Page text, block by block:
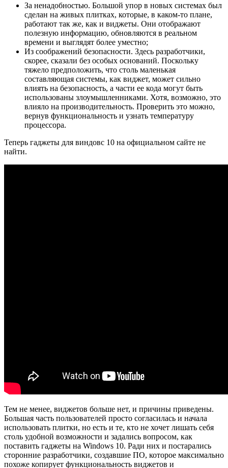
За ненадобностью. Большой упор в новых системах был
сделан на живых плитках, которые, в каком-то плане,
работают так же, как и виджеты. Они отображают
полезную информацию, обновляются в реальном
времени и выглядят более уместно;
Из соображений безопасности. Здесь разработчики,
скорее, сказали без особых оснований. Поскольку
тяжело предположить, что столь маленькая
составляющая системы, как виджет, может сильно
влиять на безопасность, а части ее кода могут быть
использованы злоумышленниками. Хотя, возможно, это
влияло на производительность. Проверить это можно,
вернув функциональность и узнать температуру
процессора.
Теперь гаджеты для виндовс 10 на официальном сайте не
найти.
Тем не менее, виджетов больше нет, и причины приведены.
Большая часть пользователей просто согласилась и начала
использовать плитки, но есть и те, кто не хочет лишать себя
столь удобной возможности и задались вопросом, как
поставить гаджеты на Windows 10. Ради них и постарались
сторонние разработчики, создавшие ПО, которое максимально
похоже копирует функциональность виджетов и